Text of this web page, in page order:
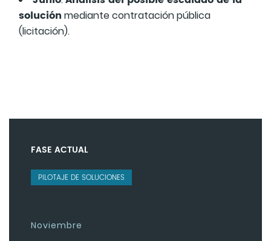
solución mediante contratación pública
(licitación).
FASE ACTUAL
PILOTAJE DE SOLUCIONES
Noviembre